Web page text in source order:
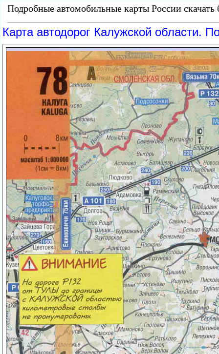
Подробные автомобильные карты России
Карта автодорог Калужской области.